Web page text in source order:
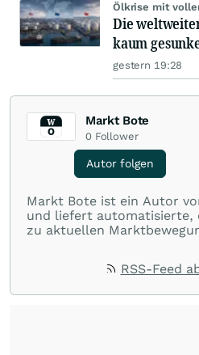
Ölkrise mit
Die
kaum
gestern 19:28
Markt Bote
0 Follower
Autor folgen
Markt Bote ist ein Autor
und liefert automatisierte,
zu aktuellen
stehen Tops und Flops,
Rohstoffe oder Krypto –
RSS-Feed